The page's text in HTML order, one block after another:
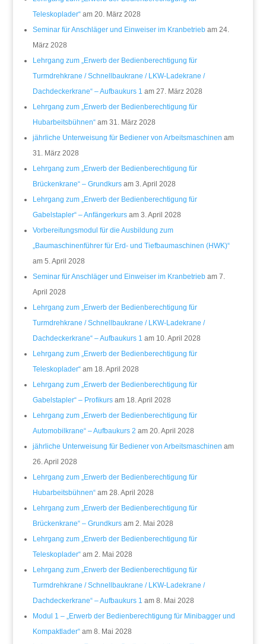
Teleskoplader“am 20. März 2028
Seminar für Anschläger und Einweiser im Kranbetriebam 24.
März 2028
Lehrgang zum „Erwerb der Bedienberechtigung für
Turmdrehkrane / Schnellbaukrane / LKW-Ladekrane /
Dachdeckerkrane“ – Aufbaukurs 1 am 27. März 2028
Lehrgang zum „Erwerb der Bedienberechtigung für
Hubarbeitsbühnen“am 31. März 2028
jährliche Unterweisung für Bediener von Arbeitsmaschinen am
31. März 2028
Lehrgang zum „Erwerb der Bedienberechtigung für
Brückenkrane“ – Grundkursam 3. April 2028
Lehrgang zum „Erwerb der Bedienberechtigung für
Gabelstapler“ – Anfängerkursam 3. April 2028
Vorbereitungsmodul für die Ausbildung zum
„Baumaschinenführer für Erd- und Tiefbaumaschinen (HWK)“
am 5. April 2028
Seminar für Anschläger und Einweiser im Kranbetriebam 7.
April 2028
Lehrgang zum „Erwerb der Bedienberechtigung für
Turmdrehkrane / Schnellbaukrane / LKW-Ladekrane /
Dachdeckerkrane“ – Aufbaukurs 1 am 10. April 2028
Lehrgang zum „Erwerb der Bedienberechtigung für
Teleskoplader“am 18. April 2028
Lehrgang zum „Erwerb der Bedienberechtigung für
Gabelstapler“ – Profikursam 18. April 2028
Lehrgang zum „Erwerb der Bedienberechtigung für
Automobilkrane“ – Aufbaukurs 2 am 20. April 2028
jährliche Unterweisung für Bediener von Arbeitsmaschinen am
26. April 2028
Lehrgang zum „Erwerb der Bedienberechtigung für
Hubarbeitsbühnen“am 28. April 2028
Lehrgang zum „Erwerb der Bedienberechtigung für
Brückenkrane“ – Grundkursam 2. Mai 2028
Lehrgang zum „Erwerb der Bedienberechtigung für
Teleskoplader“am 2. Mai 2028
Lehrgang zum „Erwerb der Bedienberechtigung für
Turmdrehkrane / Schnellbaukrane / LKW-Ladekrane /
Dachdeckerkrane“ – Aufbaukurs 1 am 8. Mai 2028
Modul 1 – „Erwerb der Bedienberechtigung für Minibagger und
Kompaktlader“am 8. Mai 2028